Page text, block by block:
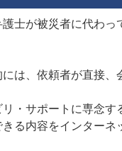
士が被災者に代わ
は、依頼者が直接
・サポートに専念
る内容をインター